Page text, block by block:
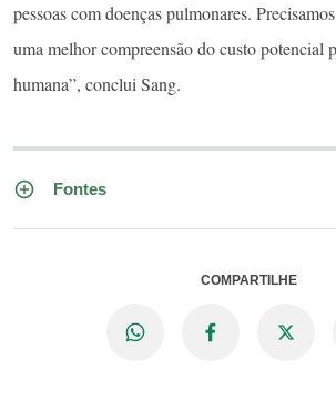
pessoas com doenças pulmonares.
uma melhor compreensão do custo potencial
humana”, conclui Sang.
Fontes
COMPARTILHE